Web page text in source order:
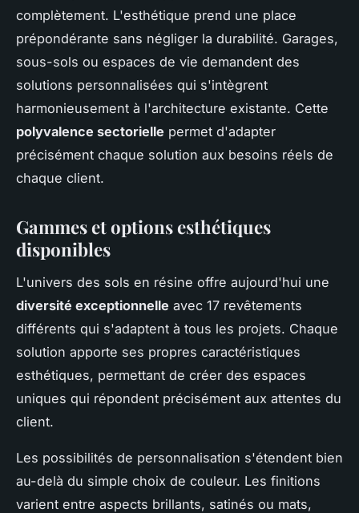
complètement. L'esthétique prend une place
prépondérante sans négliger la durabilité. Garages,
sous-sols ou espaces de vie demandent des
solutions personnalisées qui s'intègrent
harmonieusement à l'architecture existante. Cette
polyvalence sectorielle permet d'adapter
précisément chaque solution aux besoins réels de
chaque client.
Gammes et options esthétiques
disponibles
L'univers des sols en résine offre aujourd'hui une
diversité exceptionnelle avec 17 revêtements
différents qui s'adaptent à tous les projets. Chaque
solution apporte ses propres caractéristiques
esthétiques, permettant de créer des espaces
uniques qui répondent précisément aux attentes du
client.
Les possibilités de personnalisation s'étendent bien
au-delà du simple choix de couleur. Les finitions
varient entre aspects brillants, satinés ou mats,